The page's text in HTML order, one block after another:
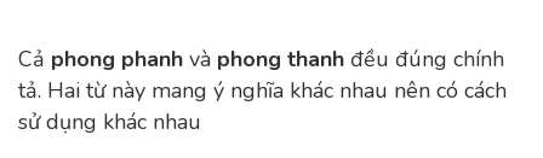
Cả phong phanh và phong thanh đều đúng chính
tả. Hai từ này mang ý nghĩa khác nhau nên có cách
sử dụng khác nhau